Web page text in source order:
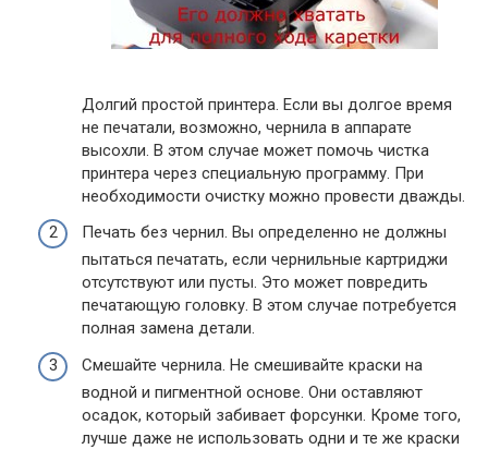
Долгий простой принтера. Если вы долгое время
не печатали, возможно, чернила в аппарате
высохли. В этом случае может помочь чистка
принтера через специальную программу. При
необходимости очистку можно провести дважды.
Печать без чернил. Вы определенно не должны
пытаться печатать, если чернильные картриджи
отсутствуют или пусты. Это может повредить
печатающую головку. В этом случае потребуется
полная замена детали.
Смешайте чернила. Не смешивайте краски на
водной и пигментной основе. Они оставляют
осадок, который забивает форсунки. Кроме того,
лучше даже не использовать одни и те же краски